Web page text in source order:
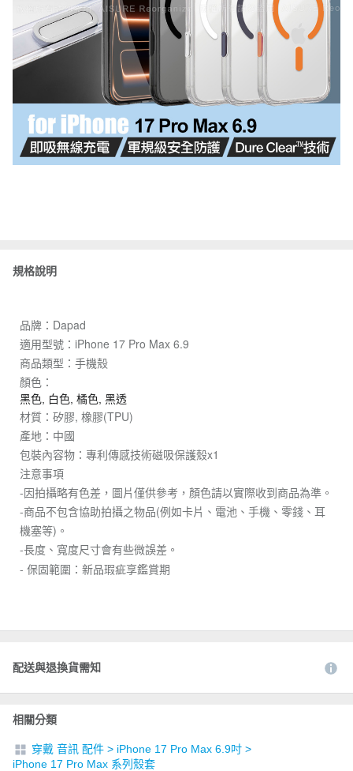
規格說明
品牌：Dapad
適用型號：iPhone 17 Pro Max 6.9
商品類型：手機殼
顏色：
黑色, 白色, 橘色, 黑透
材質：矽膠, 橡膠(TPU)
產地：中國
包裝內容物：專利傳感技術磁吸保護殼x1
注意事項
-因拍攝略有色差，圖片僅供參考，顏色請以實際收到商品為準。
-商品不包含協助拍攝之物品(例如卡片、電池、手機、零錢、耳
機塞等)。
-長度、寬度尺寸會有些微誤差。
- 保固範圍：新品瑕疵享鑑賞期
配送與退換貨需知
相關分類
穿戴 音訊 配件 > iPhone 17 Pro Max 6.9吋 >
iPhone 17 Pro Max 系列殼套